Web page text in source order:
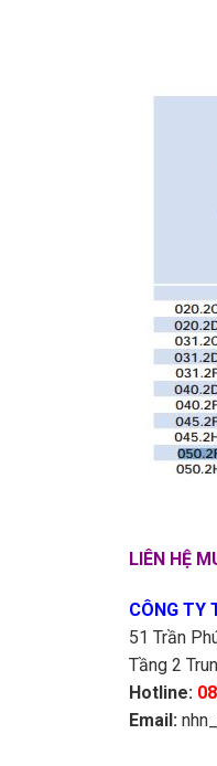
LIÊN HỆ
CÔNG TY
51 Trần
Tầng 2
Hotline:
Email: